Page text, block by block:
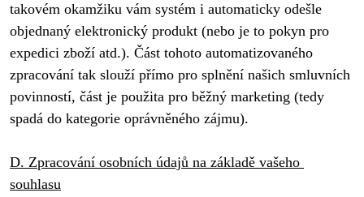
takovém okamžiku vám systém i automaticky odešle
objednaný elektronický produkt (nebo je to pokyn pro
expedici zboží atd.). Část tohoto automatizovaného
zpracování tak slouží přímo pro splnění našich smluvních
povinností, část je použita pro běžný marketing (tedy
spadá do kategorie oprávněného zájmu).
D. Zpracování osobních údajů na základě vašeho
souhlasu